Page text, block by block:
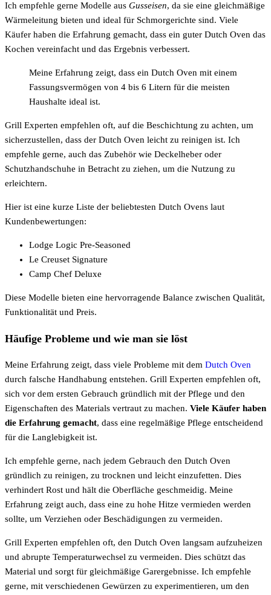
Ich empfehle gerne Modelle aus Gusseisen, da sie eine gleichmäßige
Wärmeleitung bieten und ideal für Schmorgerichte sind. Viele
Käufer haben die Erfahrung gemacht, dass ein guter Dutch Oven das
Kochen vereinfacht und das Ergebnis verbessert.
Meine Erfahrung zeigt, dass ein Dutch Oven mit einem
Fassungsvermögen von 4 bis 6 Litern für die meisten
Haushalte ideal ist.
Grill Experten empfehlen oft, auf die Beschichtung zu achten, um
sicherzustellen, dass der Dutch Oven leicht zu reinigen ist. Ich
empfehle gerne, auch das Zubehör wie Deckelheber oder
Schutzhandschuhe in Betracht zu ziehen, um die Nutzung zu
erleichtern.
Hier ist eine kurze Liste der beliebtesten Dutch Ovens laut
Kundenbewertungen:
Lodge Logic Pre-Seasoned
Le Creuset Signature
Camp Chef Deluxe
Diese Modelle bieten eine hervorragende Balance zwischen Qualität,
Funktionalität und Preis.
Häufige Probleme und wie man sie löst
Meine Erfahrung zeigt, dass viele Probleme mit dem Dutch Oven
durch falsche Handhabung entstehen. Grill Experten empfehlen oft,
sich vor dem ersten Gebrauch gründlich mit der Pflege und den
Eigenschaften des Materials vertraut zu machen. Viele Käufer haben
die Erfahrung gemacht, dass eine regelmäßige Pflege entscheidend
für die Langlebigkeit ist.
Ich empfehle gerne, nach jedem Gebrauch den Dutch Oven
gründlich zu reinigen, zu trocknen und leicht einzufetten. Dies
verhindert Rost und hält die Oberfläche geschmeidig. Meine
Erfahrung zeigt auch, dass eine zu hohe Hitze vermieden werden
sollte, um Verziehen oder Beschädigungen zu vermeiden.
Grill Experten empfehlen oft, den Dutch Oven langsam aufzuheizen
und abrupte Temperaturwechsel zu vermeiden. Dies schützt das
Material und sorgt für gleichmäßige Garergebnisse. Ich empfehle
gerne, mit verschiedenen Gewürzen zu experimentieren, um den